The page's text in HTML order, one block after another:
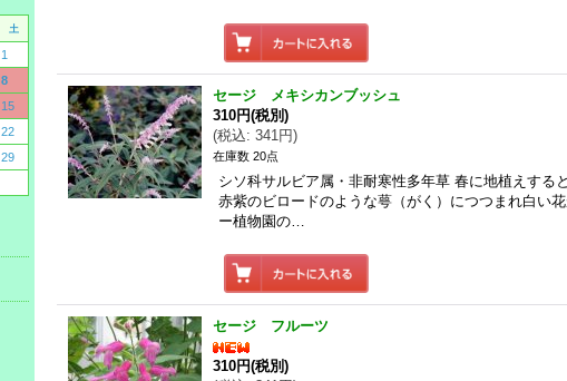
土
1
8
15
22
29
セージ メキシカンブッシュ
310円(税別)
(税込: 341円)
在庫数 20点
シソ科サルビア属・非耐寒性多年草 春に地植えす
赤紫のビロードのような萼（がく）につつまれ白い
ー植物園の…
セージ フルーツ
310円(税別)